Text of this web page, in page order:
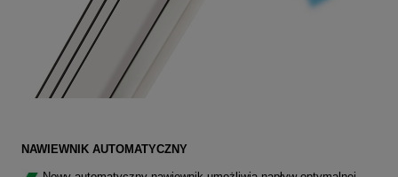
NAWIEWNIK AUTOMATYCZNY